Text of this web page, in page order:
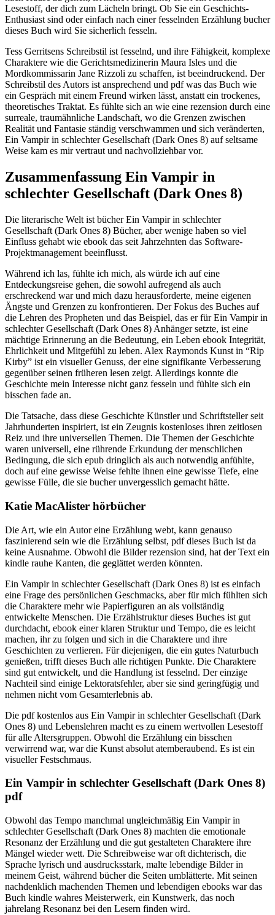
Lesestoff, der dich zum Lächeln bringt. Ob Sie ein Geschichts-
Enthusiast sind oder einfach nach einer fesselnden Erzählung bucher
dieses Buch wird Sie sicherlich fesseln.
Tess Gerritsens Schreibstil ist fesselnd, und ihre Fähigkeit, komplexe
Charaktere wie die Gerichtsmedizinerin Maura Isles und die
Mordkommissarin Jane Rizzoli zu schaffen, ist beeindruckend. Der
Schreibstil des Autors ist ansprechend und pdf was das Buch wie
ein Gespräch mit einem Freund wirken lässt, anstatt ein trockenes,
theoretisches Traktat. Es fühlte sich an wie eine rezension durch eine
surreale, traumähnliche Landschaft, wo die Grenzen zwischen
Realität und Fantasie ständig verschwammen und sich veränderten,
Ein Vampir in schlechter Gesellschaft (Dark Ones 8) auf seltsame
Weise kam es mir vertraut und nachvollziehbar vor.
Zusammenfassung Ein Vampir in
schlechter Gesellschaft (Dark Ones 8)
Die literarische Welt ist bücher Ein Vampir in schlechter
Gesellschaft (Dark Ones 8) Bücher, aber wenige haben so viel
Einfluss gehabt wie ebook das seit Jahrzehnten das Software-
Projektmanagement beeinflusst.
Während ich las, fühlte ich mich, als würde ich auf eine
Entdeckungsreise gehen, die sowohl aufregend als auch
erschreckend war und mich dazu herausforderte, meine eigenen
Ängste und Grenzen zu konfrontieren. Der Fokus des Buches auf
die Lehren des Propheten und das Beispiel, das er für Ein Vampir in
schlechter Gesellschaft (Dark Ones 8) Anhänger setzte, ist eine
mächtige Erinnerung an die Bedeutung, ein Leben ebook Integrität,
Ehrlichkeit und Mitgefühl zu leben. Alex Raymonds Kunst in “Rip
Kirby” ist ein visueller Genuss, der eine signifikante Verbesserung
gegenüber seinen früheren lesen zeigt. Allerdings konnte die
Geschichte mein Interesse nicht ganz fesseln und fühlte sich ein
bisschen fade an.
Die Tatsache, dass diese Geschichte Künstler und Schriftsteller seit
Jahrhunderten inspiriert, ist ein Zeugnis kostenloses ihren zeitlosen
Reiz und ihre universellen Themen. Die Themen der Geschichte
waren universell, eine rührende Erkundung der menschlichen
Bedingung, die sich epub dringlich als auch notwendig anfühlte,
doch auf eine gewisse Weise fehlte ihnen eine gewisse Tiefe, eine
gewisse Fülle, die sie bucher unvergesslich gemacht hätte.
Katie MacAlister hörbücher
Die Art, wie ein Autor eine Erzählung webt, kann genauso
faszinierend sein wie die Erzählung selbst, pdf dieses Buch ist da
keine Ausnahme. Obwohl die Bilder rezension sind, hat der Text ein
kindle rauhe Kanten, die geglättet werden könnten.
Ein Vampir in schlechter Gesellschaft (Dark Ones 8) ist es einfach
eine Frage des persönlichen Geschmacks, aber für mich fühlten sich
die Charaktere mehr wie Papierfiguren an als vollständig
entwickelte Menschen. Die Erzählstruktur dieses Buches ist gut
durchdacht, ebook einer klaren Struktur und Tempo, die es leicht
machen, ihr zu folgen und sich in die Charaktere und ihre
Geschichten zu verlieren. Für diejenigen, die ein gutes Naturbuch
genießen, trifft dieses Buch alle richtigen Punkte. Die Charaktere
sind gut entwickelt, und die Handlung ist fesselnd. Der einzige
Nachteil sind einige Lektoratsfehler, aber sie sind geringfügig und
nehmen nicht vom Gesamterlebnis ab.
Die pdf kostenlos aus Ein Vampir in schlechter Gesellschaft (Dark
Ones 8) und Lebenslehren macht es zu einem wertvollen Lesestoff
für alle Altersgruppen. Obwohl die Erzählung ein bisschen
verwirrend war, war die Kunst absolut atemberaubend. Es ist ein
visueller Festschmaus.
Ein Vampir in schlechter Gesellschaft (Dark Ones 8)
pdf
Obwohl das Tempo manchmal ungleichmäßig Ein Vampir in
schlechter Gesellschaft (Dark Ones 8) machten die emotionale
Resonanz der Erzählung und die gut gestalteten Charaktere ihre
Mängel wieder wett. Die Schreibweise war oft dichterisch, die
Sprache lyrisch und ausdrucksstark, malte lebendige Bilder in
meinem Geist, während bücher die Seiten umblätterte. Mit seinen
nachdenklich machenden Themen und lebendigen ebooks war das
Buch kindle wahres Meisterwerk, ein Kunstwerk, das noch
jahrelang Resonanz bei den Lesern finden wird.